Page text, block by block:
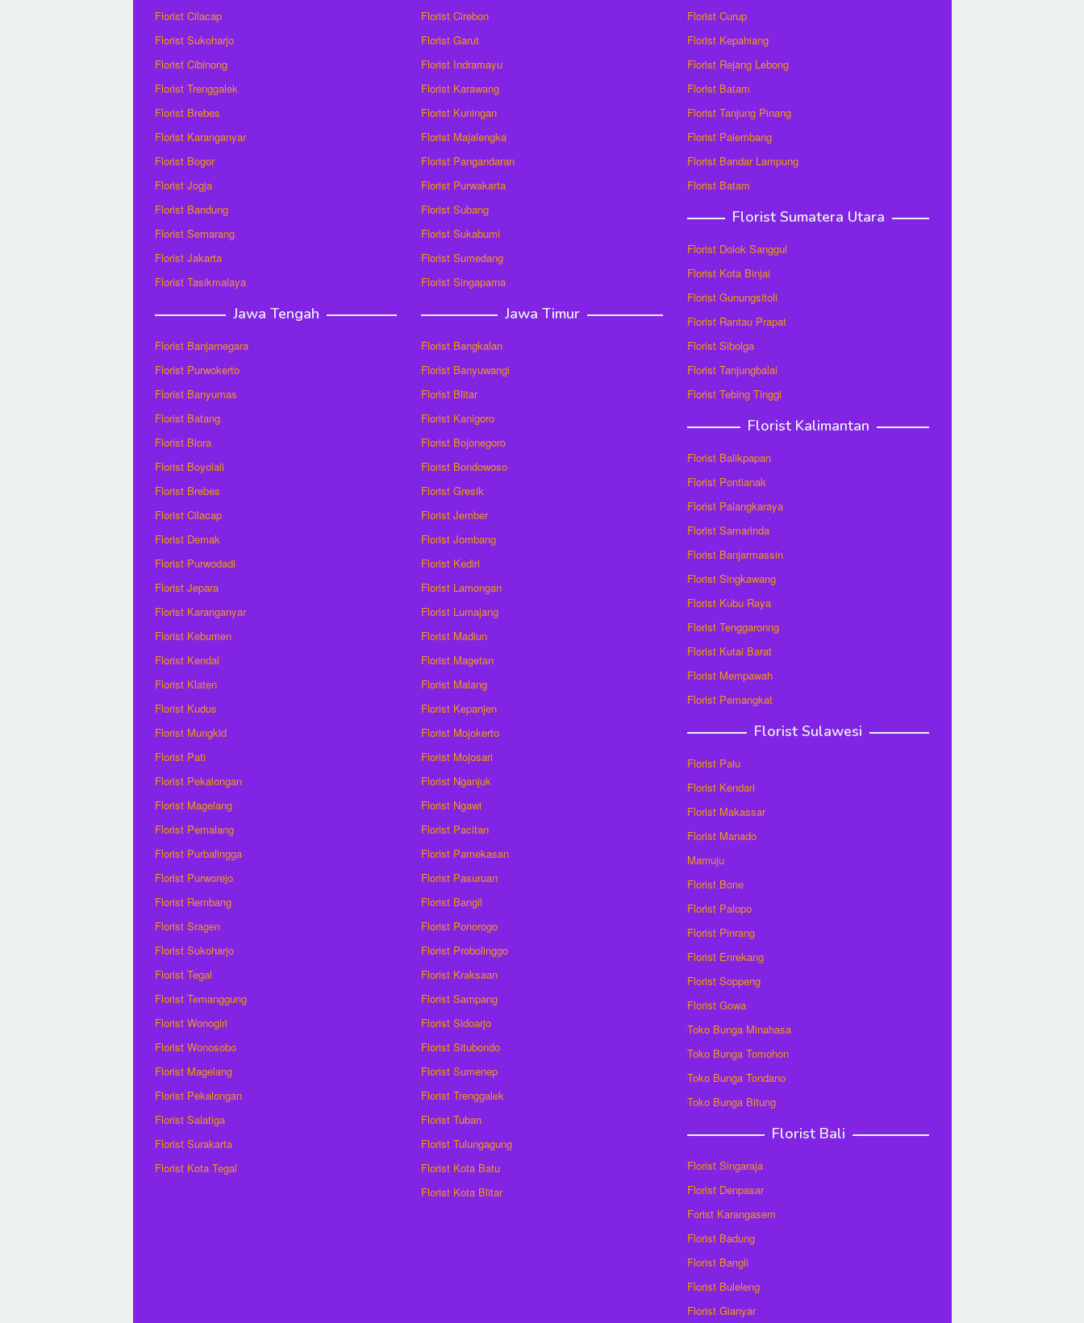
Florist Cilacap
Florist Sukoharjo
Florist Cibinong
Florist Trenggalek
Florist Brebes
Florist Karanganyar
Florist Bogor
Florist Jogja
Florist Bandung
Florist Semarang
Florist Jakarta
Florist Tasikmalaya
Jawa Tengah
Florist Banjarnegara
Florist Purwokerto
Florist Banyumas
Florist Batang
Florist Blora
Florist Boyolali
Florist Brebes
Florist Cilacap
Florist Demak
Florist Purwodadi
Florist Jepara
Florist Karanganyar
Florist Kebumen
Florist Kendal
Florist Klaten
Florist Kudus
Florist Mungkid
Florist Pati
Florist Pekalongan
Florist Magelang
Florist Pemalang
Florist Purbalingga
Florist Purworejo
Florist Rembang
Florist Sragen
Florist Sukoharjo
Florist Tegal
Florist Temanggung
Florist Wonogiri
Florist Wonosobo
Florist Magelang
Florist Pekalongan
Florist Salatiga
Florist Surakarta
Florist Kota Tegal
Florist Cirebon
Florist Garut
Florist Indramayu
Florist Karawang
Florist Kuningan
Florist Majalengka
Florist Pangandaran
Florist Purwakarta
Florist Subang
Florist Sukabumi
Florist Sumedang
Florist Singaparna
Jawa Timur
Florist Bangkalan
Florist Banyuwangi
Florist Blitar
Florist Kanigoro
Florist Bojonegoro
Florist Bondowoso
Florist Gresik
Florist Jember
Florist Jombang
Florist Kediri
Florist Lamongan
Florist Lumajang
Florist Madiun
Florist Magetan
Florist Malang
Florist Kepanjen
Florist Mojokerto
Florist Mojosari
Florist Nganjuk
Florist Ngawi
Florist Pacitan
Florist Pamekasan
Florist Pasuruan
Florist Bangil
Florist Ponorogo
Florist Probolinggo
Florist Kraksaan
Florist Sampang
Florist Sidoarjo
Florist Situbondo
Florist Sumenep
Florist Trenggalek
Florist Tuban
Florist Tulungagung
Florist Kota Batu
Florist Kota Blitar
Florist Curup
Florist Kepahiang
Florist Rejang Lebong
Florist Batam
Florist Tanjung Pinang
Florist Palembang
Florist Bandar Lampung
Florist Batam
Florist Sumatera Utara
Florist Dolok Sanggul
Florist Kota Binjai
Florist Gunungsitoli
Florist Rantau Prapat
Florist Sibolga
Florist Tanjungbalai
Florist Tebing Tinggi
Florist Kalimantan
Florist Balikpapan
Florist Pontianak
Florist Palangkaraya
Florist Samarinda
Florist Banjarmassin
Florist Singkawang
Florist Kubu Raya
Florist Tenggaronng
Florist Kutai Barat
Florist Mempawah
Florist Pemangkat
Florist Sulawesi
Florist Palu
Florist Kendari
Florist Makassar
Florist Manado
Mamuju
Florist Bone
Florist Palopo
Florist Pinrang
Florist Enrekang
Florist Soppeng
Florist Gowa
Toko Bunga Minahasa
Toko Bunga Tomohon
Toko Bunga Tondano
Toko Bunga Bitung
Florist Bali
Florist Singaraja
Florist Denpasar
Forist Karangasem
Florist Badung
Florist Bangli
Florist Buleleng
Florist Gianyar